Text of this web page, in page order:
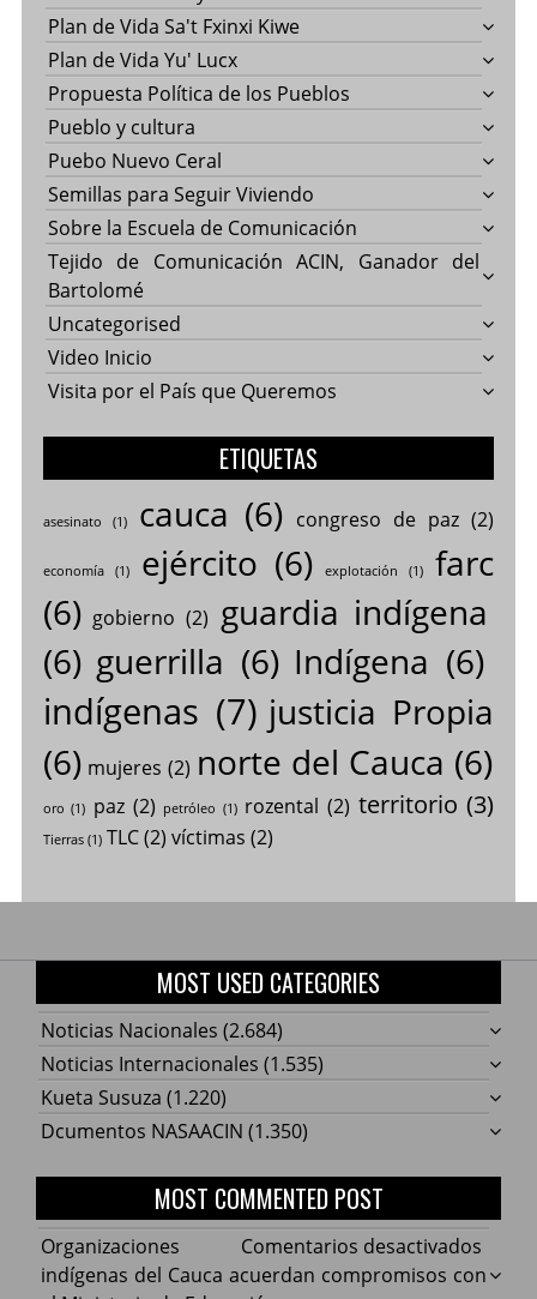
Plan de Vida Sa't Fxinxi Kiwe
Plan de Vida Yu' Lucx
Propuesta Política de los Pueblos
Pueblo y cultura
Puebo Nuevo Ceral
Semillas para Seguir Viviendo
Sobre la Escuela de Comunicación
Tejido de Comunicación ACIN, Ganador del
Bartolomé
Uncategorised
Video Inicio
Visita por el País que Queremos
ETIQUETAS
asesinato (1) cauca (6) congreso de paz(2)
economía(1) ejército (6) explotación (1)
farc
(6) gobierno (2) guardia indígena
(6) guerrilla (6) Indígena (6)
indígenas (7) justicia Propia
(6) mujeres (2) norte del Cauca (6)
oro (1) paz (2) petróleo (1) rozental (2) territorio (3)
Tierras(1) TLC(2) víctimas (2)
MOST USED CATEGORIES
Noticias Nacionales (2.684)
Noticias Internacionales (1.535)
Kueta Susuza (1.220)
Dcumentos NASAACIN (1.350)
MOST COMMENTED POST
Comentarios desactivados
Organizaciones
indígenas del Cauca acuerdan compromisos con